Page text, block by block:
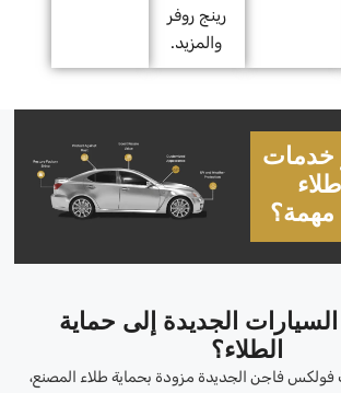
رينج روفر
والمزيد.
خدمات
مهمة؟
الجديدة إلى حماية
الطلاء؟
فولكس فاجن الجديدة مزودة بحماية طلاء المصنع،